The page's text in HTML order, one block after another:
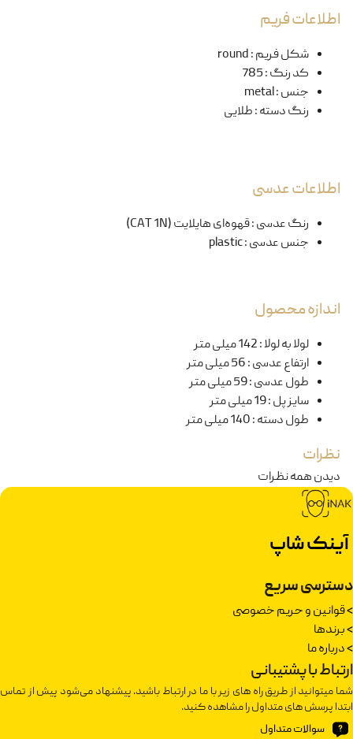
اطلاعات فریم
شکل فریم:
round
کد رنگ:
785
جنس:
metal
رنگ دسته:طلایی
اطلاعات عدسی
رنگ عدسی:قهوه‌ای هایلایت (CAT 1N)
جنس عدسی:
plastic
اندازه محصول
لولا به لولا:142 میلی متر
ارتفاع عدسی:56 میلی متر
طول عدسی:59 میلی متر
سایز پل:19 میلی متر
طول دسته:140 میلی متر
نظرات
دیدن همه نظرات
آینک شاپ
دسترسی سریع
>قوانین و حریم خصوصی
>برندها
>درباره ما
ارتباط با پشتیبانی
شما میتوانید از طریق راه های زیر با ما در ارتباط باشید. پیشنهاد می‌شود پیش از تماس
ابتدا پرسش های متداول را مشاهده کنید.
سوالات متداول